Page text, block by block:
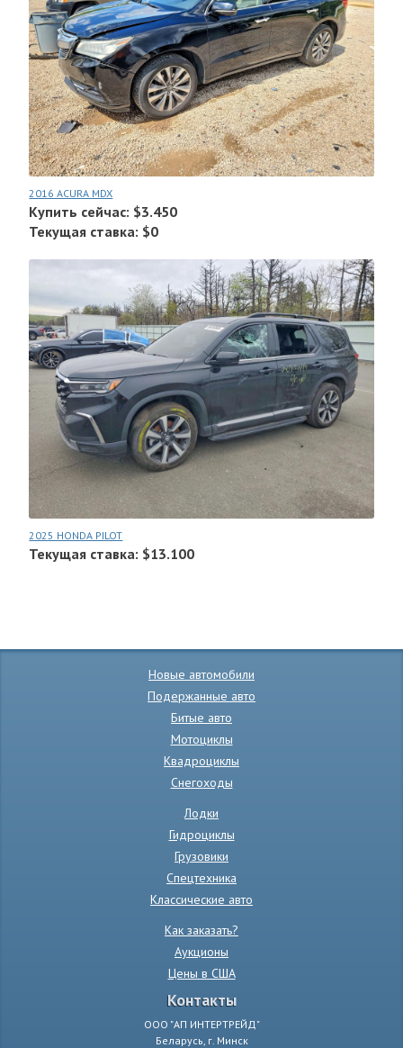
2016 ACURA MDX
Купить сейчас: $3.450
Текущая ставка: $0
2025 HONDA PILOT
Текущая ставка: $13.100
Новые автомобили
Подержанные авто
Битые авто
Мотоциклы
Квадроциклы
Снегоходы
Лодки
Гидроциклы
Грузовики
Спецтехника
Классические авто
Как заказать?
Аукционы
Цены в США
Контакты
ООО "АП ИНТЕРТРЕЙД"
Беларусь, г. Минск